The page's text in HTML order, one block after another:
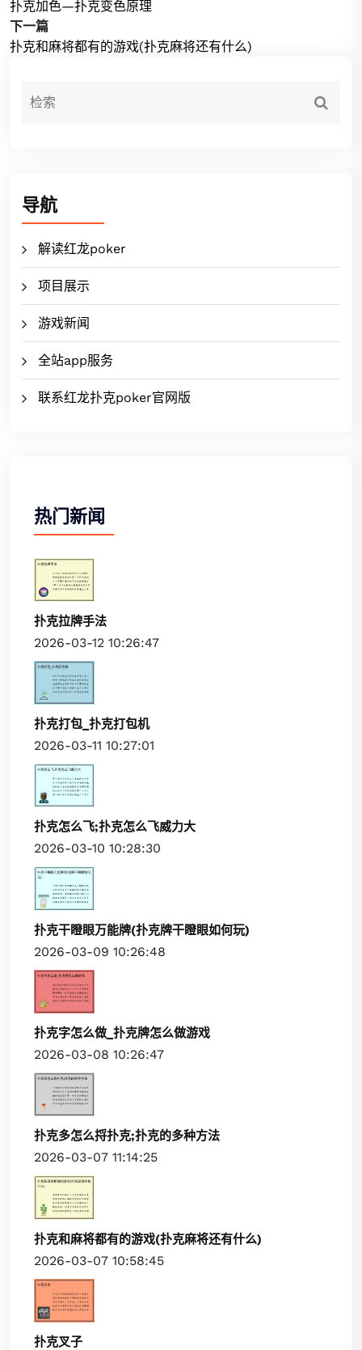
扑克加色—扑克变色原理
下一篇
扑克和麻将都有的游戏(扑克麻将还有什么)
导航
解读红龙poker
项目展示
游戏新闻
全站app服务
联系红龙扑克poker官网版
热门新闻
扑克拉牌手法
2026-03-12 10:26:47
扑克打包_扑克打包机
2026-03-11 10:27:01
扑克怎么飞;扑克怎么飞威力大
2026-03-10 10:28:30
扑克干瞪眼万能牌(扑克牌干瞪眼如何玩)
2026-03-09 10:26:48
扑克字怎么做_扑克牌怎么做游戏
2026-03-08 10:26:47
扑克多怎么捋扑克;扑克的多种方法
2026-03-07 11:14:25
扑克和麻将都有的游戏(扑克麻将还有什么)
2026-03-07 10:58:45
扑克叉子